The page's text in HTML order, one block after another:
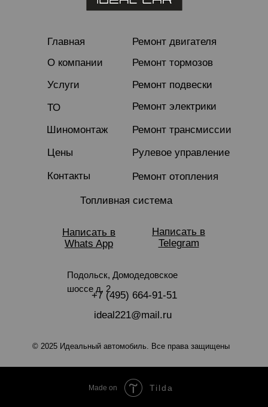
Ремонт подвески
Ремонт электрики
+7 (495) 664-91-51
© 2025 Идеальный автомобиль. Все права защищены
Ремонт трансмиссии
Главная
Контакты
Услуги
О компании
Цены
ideal221@mail.ru
Подольск, Домодедовское
шоссе д. 2
Ремонт двигателя
Ремонт тормозов
ТО
Топливная система
Шиномонтаж
Ремонт отопления
Рулевое управление
Написать в
Whats App
Написать в
Telegram
Made on Tilda